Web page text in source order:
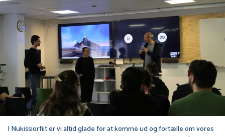
I Nukissiorfiit er vi altid glade for at komme ud og fortælle om vores